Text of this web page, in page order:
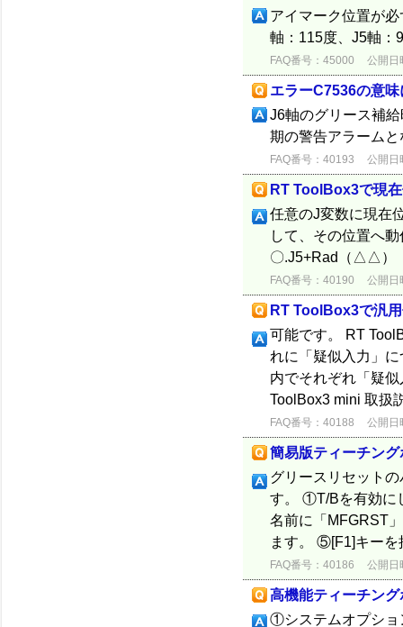
アイマーク位置が
軸：115度、J5軸：
FAQ番号：45000 公開日
エラーC7536の意
J6軸のグリース補
期の警告アラーム
FAQ番号：40193 公開日
RT ToolBox3で現
任意のJ変数に現在
して、その位置へ
〇.J5+Rad（△△
FAQ番号：40190 公開日
RT ToolBox3で汎
可能です。 RT
れに「疑似入力」
内でそれぞれ「疑
ToolBox3 mini 取扱
FAQ番号：40188 公開日
簡易版ティーチン
グリースリセット
す。 ①T/Bを有効に
名前に「MFGRST
ます。 ⑤[F1]キー
FAQ番号：40186 公開日
高機能ティーチン
①システムオプショ